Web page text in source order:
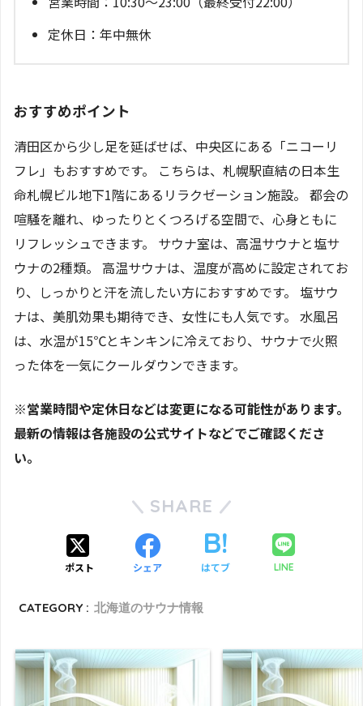
定休日：年中無休
おすすめポイント
清田区から少し足を延ばせば、中央区にある「ニコーリ
フレ」もおすすめです。 こちらは、札幌駅直結の日本生
命札幌ビル地下1階にあるリラクゼーション施設。 都会の
喧騒を離れ、ゆったりとくつろげる空間で、心身ともに
リフレッシュできます。 サウナ室は、高温サウナと塩サ
ウナの2種類。 高温サウナは、温度が高めに設定されてお
り、しっかりと汗を流したい方におすすめです。 塩サウ
ナは、美肌効果も期待でき、女性にも人気です。 水風呂
は、水温が15℃とキンキンに冷えており、サウナで火照
った体を一気にクールダウンできます。
※営業時間や定休日などは変更になる可能性があります。
最新の情報は各施設の公式サイトなどでご確認くださ
い。
SHARE
ポスト シェア はてブ LINE
CATEGORY : 北海道のサウナ情報